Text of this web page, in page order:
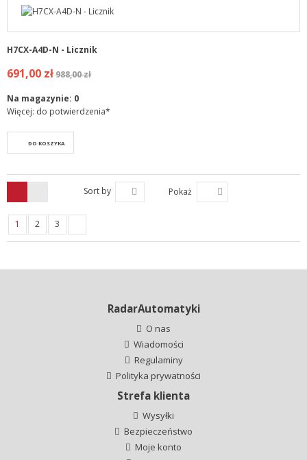
H7CX-A4D-N - Licznik
691,00 zł988,00 zł
Na magazynie: 0
Więcej: do potwierdzenia*
DO KOSZYKA
Sort by Pokaż
1 2 3
RadarAutomatyki
O nas
Wiadomości
Regulaminy
Polityka prywatności
Strefa klienta
Wysyłki
Bezpieczeństwo
Moje konto